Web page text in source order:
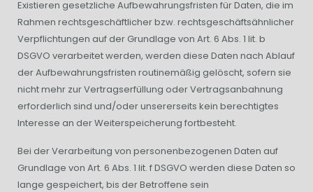
Existieren gesetzliche Aufbewahrungsfristen für Daten, die im
Rahmen rechtsgeschäftlicher bzw. rechtsgeschäftsähnlicher
Verpflichtungen auf der Grundlage von Art. 6 Abs. 1 lit. b
DSGVO verarbeitet werden, werden diese Daten nach Ablauf
der Aufbewahrungsfristen routinemäßig gelöscht, sofern sie
nicht mehr zur Vertragserfüllung oder Vertragsanbahnung
erforderlich sind und/oder unsererseits kein berechtigtes
Interesse an der Weiterspeicherung fortbesteht.
Bei der Verarbeitung von personenbezogenen Daten auf
Grundlage von Art. 6 Abs. 1 lit. f DSGVO werden diese Daten so
lange gespeichert, bis der Betroffene sein